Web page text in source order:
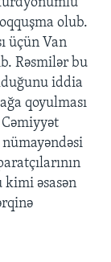
olub.
üçün Van
Rəsmilər bu
iddia
qoyulması
kimi əsasən